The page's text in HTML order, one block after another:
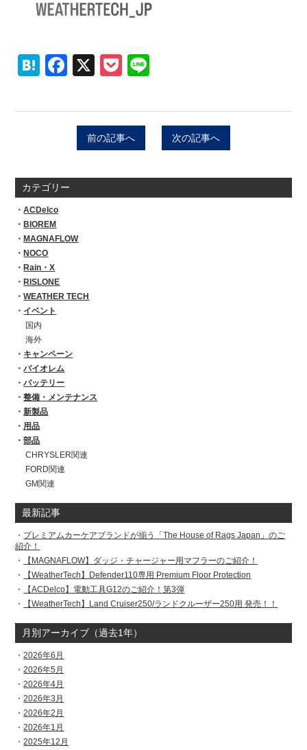
カテゴリー
ACDelco
BIOREM
MAGNAFLOW
NOCO
Rain・X
RISLONE
WEATHER TECH
イベント
国内
海外
キャンペーン
バイオレム
バッテリー
整備・メンテナンス
新製品
用品
部品
CHRYSLER関連
FORD関連
GM関連
最新記事
プレミアムカーケアブランドが揃う「The House of Rags Japan」のご
紹介！
【MAGNAFLOW】ダッジ・チャージャー用マフラーのご紹介！
【WeatherTech】Defender110専用 Premium Floor Protection
【ACDelco】電動工具G12のご紹介！第3弾
【WeatherTech】Land Cruiser250/ランドクルーザー250用 発売！！
月別アーカイブ（過去1年）
2026年6月
2026年5月
2026年4月
2026年3月
2026年2月
2026年1月
2025年12月
Hatena
Facebook
X Pocket
前の記事へ 次の記事へ